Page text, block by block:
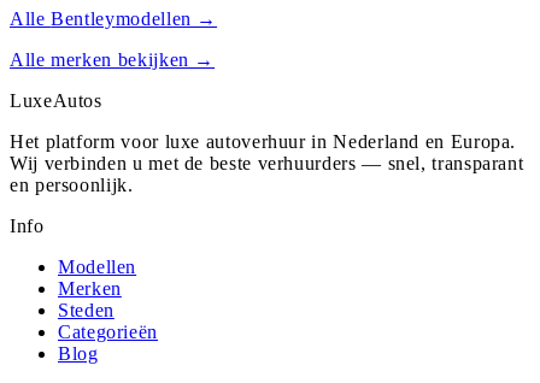
AlleBentleymodellen →
Alle merken bekijken →
LuxeAutos
Het platform voor luxe autoverhuur in Nederland en Europa.
Wij verbinden u met de beste verhuurders — snel, transparant
en persoonlijk.
Info
Modellen
Merken
Steden
Categorieën
Blog